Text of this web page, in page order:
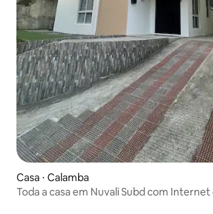
Casa ⋅ Calamba
Toda a casa em Nuvali Subd com Internet